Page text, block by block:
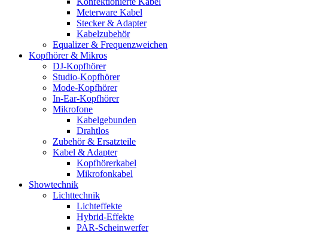
Meterware Kabel
Stecker & Adapter
Kabelzubehör
Equalizer & Frequenzweichen
Kopfhörer & Mikros
DJ-Kopfhörer
Studio-Kopfhörer
Mode-Kopfhörer
In-Ear-Kopfhörer
Mikrofone
Kabelgebunden
Drahtlos
Zubehör & Ersatzteile
Kabel & Adapter
Kopfhörerkabel
Mikrofonkabel
Showtechnik
Lichttechnik
Lichteffekte
Hybrid-Effekte
PAR-Scheinwerfer